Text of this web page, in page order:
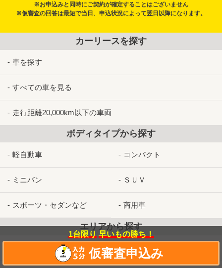
※お申込みと同時にご契約が確定することはございません
※仮審査の回答は最短で当日、申込状況によって翌日以降になります。
1台限り 早いもの勝ち！
仮審査申込み
カーリースを探す
車を探す
すべての車を見る
走行距離20,000km以下の車両
ボディタイプから探す
軽自動車 コンパクト
ミニバン ＳＵＶ
スポーツ・セダンなど 商用車
エリアから探す
東京